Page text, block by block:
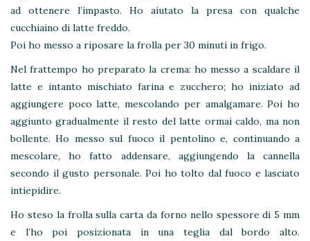
ad ottenere l’impasto. Ho aiutato la presa con qualche
cucchiaino di latte freddo.
Poi ho messo a riposare la frolla per 30 minuti in frigo.
Nel frattempo ho preparato la crema: ho messo a scaldare il
latte e intanto mischiato farina e zucchero; ho iniziato ad
aggiungere poco latte, mescolando per amalgamare. Poi ho
aggiunto gradualmente il resto del latte ormai caldo, ma non
bollente. Ho messo sul fuoco il pentolino e, continuando a
mescolare, ho fatto addensare, aggiungendo la cannella
secondo il gusto personale. Poi ho tolto dal fuoco e lasciato
intiepidire.
Ho steso la frolla sulla carta da forno nello spessore di 5 mm
e l’ho poi posizionata in una teglia dal bordo alto.